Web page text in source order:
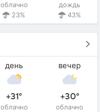
облачно
23%
дождь
43%
день
+31°
облачно
вечер
+30°
облачно